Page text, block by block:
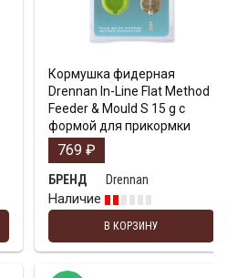
Кормушка фидерная
Drennan In-Line Flat Method
Feeder & Mould S 15 g с
формой для прикормки
769 ₽
БРЕНД
Drennan
Наличие
В КОРЗИНУ